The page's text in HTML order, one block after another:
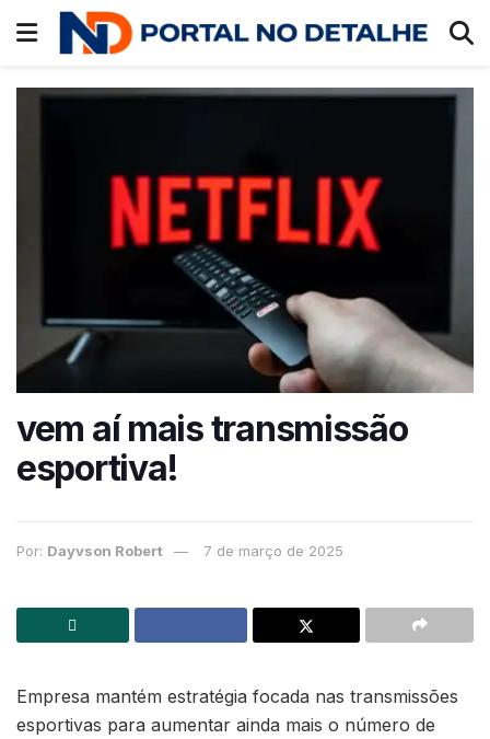
vem aí mais transmissão
esportiva!
Por: Dayvson Robert 7 de março de 2025
Empresa mantém estratégia focada nas transmissões
esportivas para aumentar ainda mais o número de